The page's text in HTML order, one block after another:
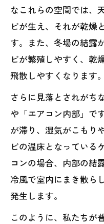
なこれらの空間では、
ビが生え、それが乾燥
す。また、冬場の結露
ビが繁殖しやすく、乾
飛散しやすくなります。
さらに見落とされがち
や「エアコン内部」で
が滞り、湿気がこもり
ビの温床となっている
コンの場合、内部の結
冷風で室内にまき散ら
発生します。
このように、私たちが